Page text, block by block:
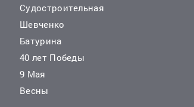
Судостроительная
Шевченко
Батурина
40 лет Победы
9 Мая
Весны